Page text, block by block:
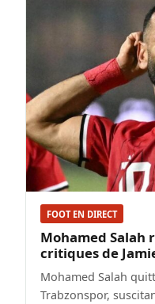
FOOT EN DIRECT
Mohamed Salah
critiques de
Mohamed Salah
Trabzonspor,